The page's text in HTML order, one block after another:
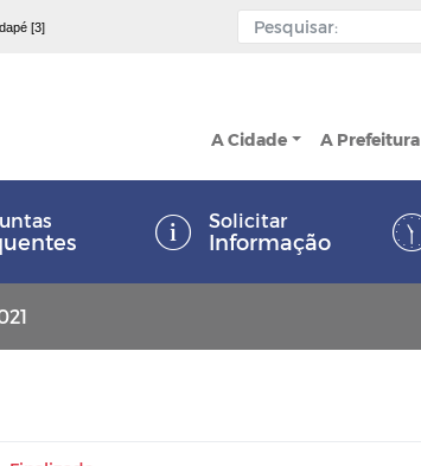
[3]
A Cidade A Prefeitura
Solicitar
Informação